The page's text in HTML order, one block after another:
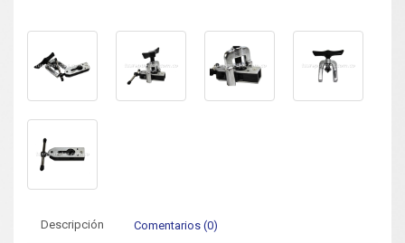
Descripción Comentarios (0)